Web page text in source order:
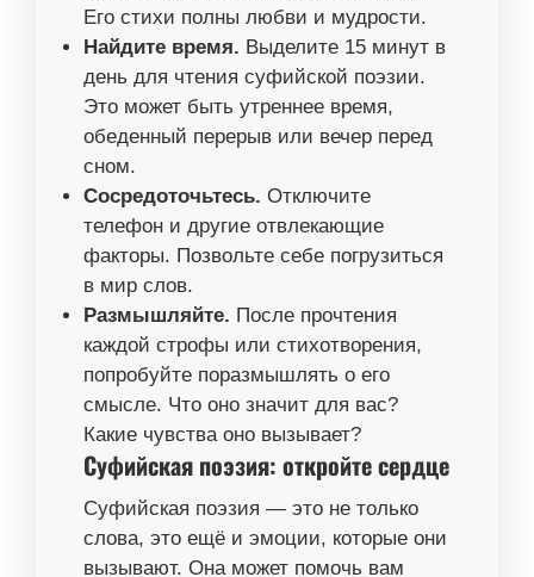
Его стихи полны любви и мудрости.
Найдите время. Выделите 15 минут в
день для чтения суфийской поэзии.
Это может быть утреннее время,
обеденный перерыв или вечер перед
сном.
Сосредоточьтесь. Отключите
телефон и другие отвлекающие
факторы. Позвольте себе погрузиться
в мир слов.
Размышляйте. После прочтения
каждой строфы или стихотворения,
попробуйте поразмышлять о его
смысле. Что оно значит для вас?
Какие чувства оно вызывает?
Суфийская поэзия: откройте сердце
Суфийская поэзия — это не только
слова, это ещё и эмоции, которые они
вызывают. Она может помочь вам